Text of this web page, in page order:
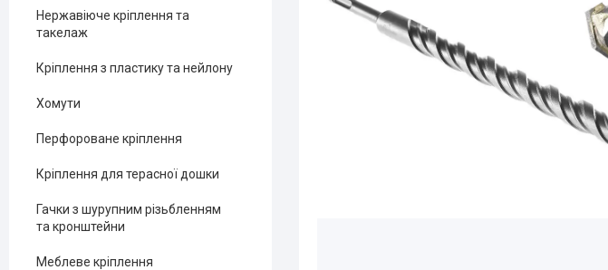
Нержавіюче кріплення та
такелаж
Кріплення з пластику та нейлону
Хомути
Перфороване кріплення
Кріплення для терасної дошки
Гачки з шурупним різьбленням
та кронштейни
Меблеве кріплення